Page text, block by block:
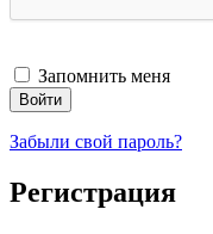
Запомнить меня
Войти
Забыли свой пароль?
Регистрация